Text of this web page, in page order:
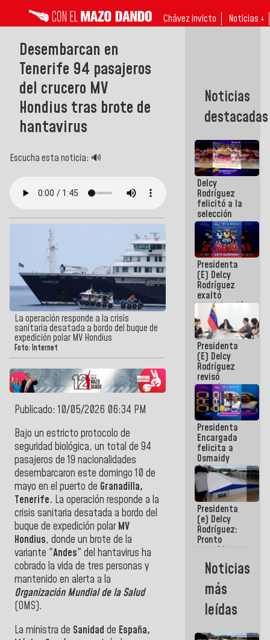
Chávez invicto Noticias ↓
Desembarcan en
Tenerife 94 pasajeros
del crucero MV
Hondius tras brote de
hantavirus
Escucha esta noticia: 🔊
La operación responde a la crisis
sanitaria desatada a bordo del buque de
expedición polar MV Hondius
Foto: Internet
Publicado: 10/05/2026 06:34 PM
Bajo un estricto protocolo de
seguridad biológica, un total de 94
pasajeros de 19 nacionalidades
desembarcaron este domingo 10 de
mayo en el puerto de Granadilla,
Tenerife. La operación responde a la
crisis sanitaria desatada a bordo del
buque de expedición polarMV
Hondius, donde un brote de la
variante "Andes" del hantavirus ha
cobrado la vida de tres personas y
mantenido en alerta a la
Organización Mundial de la Salud
(OMS).
La ministra de Sanidad de España,
Noticias
destacadas
Delcy
Rodríguez
felicitó a la
selección
nacional
masculina
de voleibol
campeona
de la Copa
Panamericana
Sub-17
Presidenta
(E) Delcy
Rodríguez
exaltó
participación
de
Venezuela
en Juegos
Centroamericanos
y del Caribe
2026
Presidenta
(E) Delcy
Rodríguez
revisó
agenda
económica y
ejecución de
fondos de
emergencia
post-sismos
Presidenta
Encargada
felicita a
Osmaidy
Arias y
Giraly
Marcano por
hacer
historia en
los
Centroamericanos
Presidenta
(e) Delcy
Rodríguez:
Pronto
restableceremos
las
operaciones
Aeropuerto
Internacional
de
Noticias
más
leídas